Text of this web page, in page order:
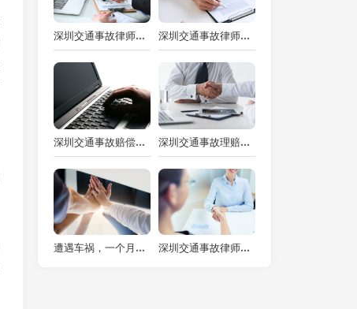
深圳交通事故律师解读交通事故保险理赔的时间限制规定与标准 深圳交通事故律师：被车撞了如何起诉
深圳交通事故赔偿律师解读交通事故责任人赔偿损失标准 深圳交通事故理赔律师解读：电瓶车有保险撞人能否全报
遭遇车祸，一个月后：你的法律维权之路该如何开启？ 深圳交通事故律师视角：事故未理赔就把车卖掉的办理之道